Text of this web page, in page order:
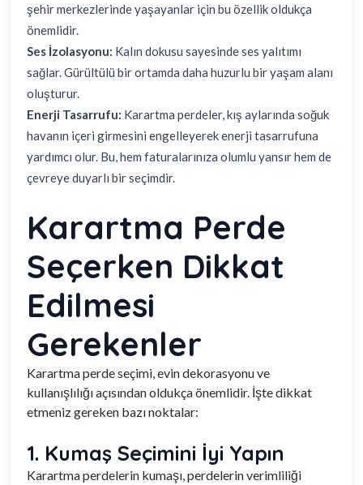
şehir merkezlerinde yaşayanlar için bu özellik oldukça
önemlidir.
Ses İzolasyonu: Kalın dokusu sayesinde ses yalıtımı
sağlar. Gürültülü bir ortamda daha huzurlu bir yaşam alanı
oluşturur.
Enerji Tasarrufu: Karartma perdeler, kış aylarında soğuk
havanın içeri girmesini engelleyerek enerji tasarrufuna
yardımcı olur. Bu, hem faturalarınıza olumlu yansır hem de
çevreye duyarlı bir seçimdir.
Karartma Perde
Seçerken Dikkat
Edilmesi
Gerekenler
Karartma perde seçimi, evin dekorasyonu ve
kullanışlılığı açısından oldukça önemlidir. İşte dikkat
etmeniz gereken bazı noktalar:
1. Kumaş Seçimini İyi Yapın
Karartma perdelerin kumaşı, perdelerin verimliliği